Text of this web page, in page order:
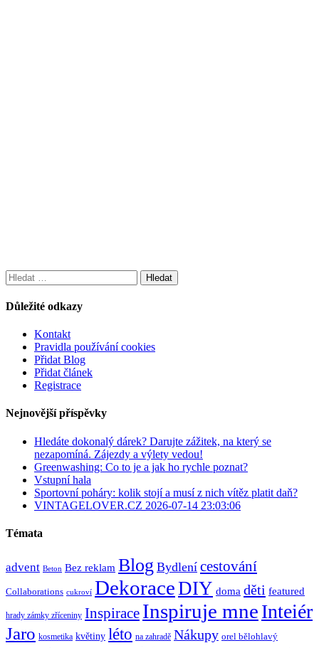
Vyhledávání
Důležité odkazy
Kontakt
Pravidla používání cookies
Přidat Blog
Přidat článek
Registrace
Nejnovější příspěvky
Hledáte dokonalý dárek? Darujte zážitek, na který se
nezapomíná. Zájezdy a výlety vedou!
Greenwashing: Co to je a jak ho rychle poznat?
Vstupní hala
Sportovní poháry: kolik stojí a musí z nich vítěz platit daň?
VINTAGELOVER.CZ 2026-07-14 23:03:06
Témata
advent Beton Bez reklam Blog Bydlení cestování
Collaborations cukroví DekoraceDIY doma děti featured
hrady zámky zříceniny Inspirace Inspiruje mneInteiér
Jaro kosmetika květiny léto na zahradě Nákupy orel bělohlavý